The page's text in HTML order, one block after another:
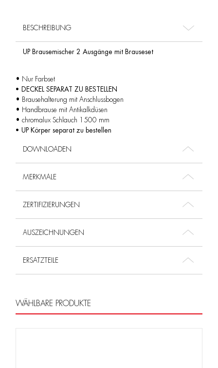
BESCHREIBUNG
UP Brausemischer 2 Ausgänge mit Brauseset
• Nur Farbset
• DECKEL SEPARAT ZU BESTELLEN
• Brausehalterung mit Anschlussbogen
• Handbrause mit Antikalkdüsen
• chromalux Schlauch 1500 mm
• UP Körper separat zu bestellen
DOWNLOADEN
MERKMALE
ZERTIFIZIERUNGEN
AUSZEICHNUNGEN
ERSATZTEILE
WÄHLBARE PRODUKTE